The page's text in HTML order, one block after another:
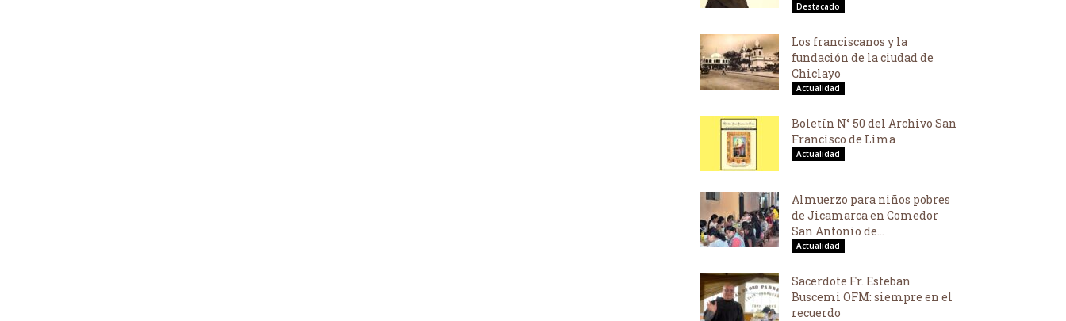
Destacado
Los franciscanos y la
fundación de la ciudad de
Chiclayo
Actualidad
Boletín N° 50 del Archivo San
Francisco de Lima
Actualidad
Almuerzo para niños pobres
de Jicamarca en Comedor
San Antonio de...
Actualidad
Sacerdote Fr. Esteban
Buscemi OFM: siempre en el
recuerdo